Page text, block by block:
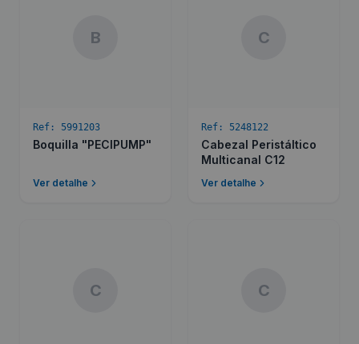
B
Ref: 5991203
Boquilla "PECIPUMP"
Ver detalhe
C
Ref: 5248122
Cabezal Peristáltico
Multicanal C12
Ver detalhe
C C